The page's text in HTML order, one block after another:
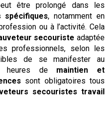
être prolongé dans les
spécifiques, notamment en
ou à l’activité. Cela
secouriste adaptée
professionnels, selon les
de se manifester au
heures de maintien et
sont obligatoires tous
secouristes travail